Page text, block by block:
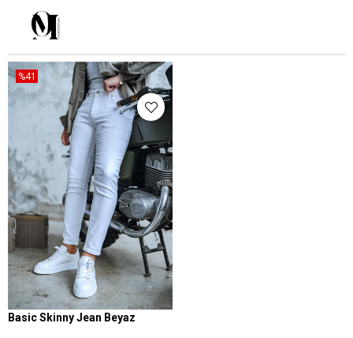
Basic Skinny Jean Beyaz
%41